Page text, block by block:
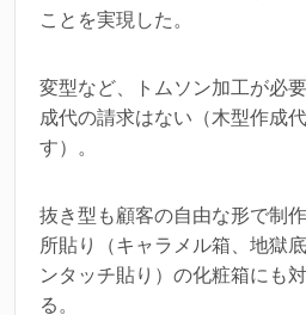
ことを実現した。
変型など、トムソン加工が必
成代の請求はない（木型作成
す）。
抜き型も顧客の自由な形で制
所貼り（キャラメル箱、地獄
ンタッチ貼り）の化粧箱にも
る。